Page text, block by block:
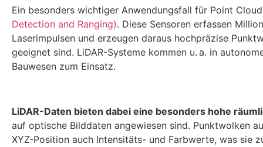
Ein besonders wichtiger Anwendungsfall für Point
Detection and Ranging). Diese Sensoren erfassen
Laserimpulsen und erzeugen daraus hochpräzise
geeignet sind. LiDAR-Systeme kommen u. a. in
Bauwesen zum Einsatz.
LiDAR-Daten bieten dabei eine besonders hohe
auf optische Bilddaten angewiesen sind. Punktwolken
XYZ-Position auch Intensitäts- und Farbwerte, was sie